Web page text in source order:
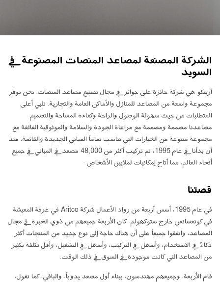
FAQ
ابق على تواصل معنا
AR
الشركة المصنعة لمصاعد المنصات المصنوعة في
السويد
أريتكو هي شركة حائزة على جوائز في مجال تصنيع مصاعد المنصات. نحن نوفر
مجموعة واسعة من المصاعد للمنازل والأماكن العامة والتجارية. تلبي أعلى
المتطلبات من حيث سهولة الوصول والراحة وكفاءة المساحة والتصميم.
مصاعدنا مصممة ومصممة مع مراعاة الجودة والسلامة والموثوقية الفائقة مع
مجموعة متنوعة من الخيارات التي تناسب تماماً المباني الجديدة والقائمة. منذ
أن بدأنا في عام 1995، تم تركيب أكثر من 48,000 مصعد في المباني في جميع
أنحاء العالم، مما أتاح إمكانيات لملايين الأشخاص.
قصتنا
في عام 1995، أسس أربعة من رواد الأعمال شركة Aritco في غرفة المعيشة
في كونغسانغن خارج ستوكهولم. كان الأربعة جميعهم من ذوي الخبرة في مجال
المصاعد، واتفقوا جميعاً على أن هناك حاجة إلى نوع جديد من المنتجات أكثر
ذكاءً في الاستخدام، وأسهل في التركيب، وأسهل في التشغيل، وأقل تكلفة بكثير
من المصاعد التي كانت موجودة في السوق في ذلك الوقت.
قام الأربعة، وجميعهم مهندسون، ببناء أول مصعد يدوياً. والباقي، كما نقول،